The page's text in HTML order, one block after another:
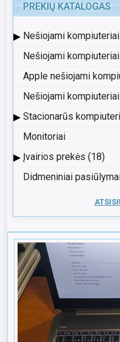
PREKIŲ KATALOGAS
▸ Nešiojami
Nešiojami
Apple nešiojami
Nešiojami
▸ Stacionarūs
Monitoriai
▸ Įvairios prekės (18)
Didmeniniai